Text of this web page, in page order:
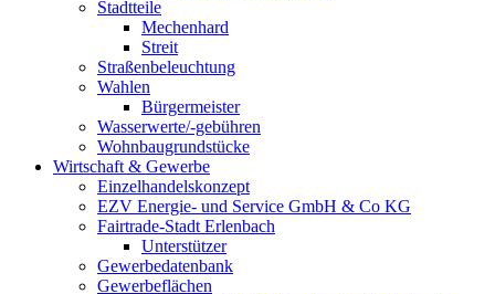
Stadtteile
Mechenhard
Streit
Straßenbeleuchtung
Wahlen
Bürgermeister
Wasserwerte/-gebühren
Wohnbaugrundstücke
Wirtschaft & Gewerbe
Einzelhandelskonzept
EZV Energie- und Service GmbH & Co KG
Fairtrade-Stadt Erlenbach
Unterstützer
Gewerbedatenbank
Gewerbeflächen